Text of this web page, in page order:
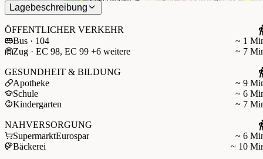
Lagebeschreibung
ÖFFENTLICHER VERKEHR
Bus · 104
~ 1
Zug · EC 98, EC 99 +6 weitere
~ 7
GESUNDHEIT & BILDUNG
Apotheke
~ 9
Schule
~ 6
Kindergarten
~ 7
NAHVERSORGUNG
SupermarktEurospar
~ 6
Bäckerei
~ 10